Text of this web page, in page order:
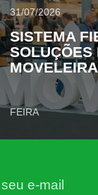
31/07/2026
SISTEMA
SOLUÇÕES
FEIRA